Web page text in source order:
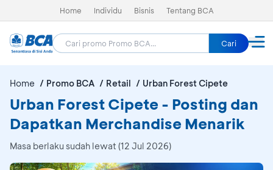
Home Individu Bisnis Tentang BCA
Cari
Home Promo BCA Retail Urban Forest Cipete
Urban Forest Cipete - Posting dan
Dapatkan Merchandise Menarik
Masa berlaku sudah lewat (12 Jul 2026)